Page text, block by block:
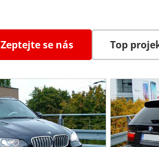
Zeptejte se nás Top